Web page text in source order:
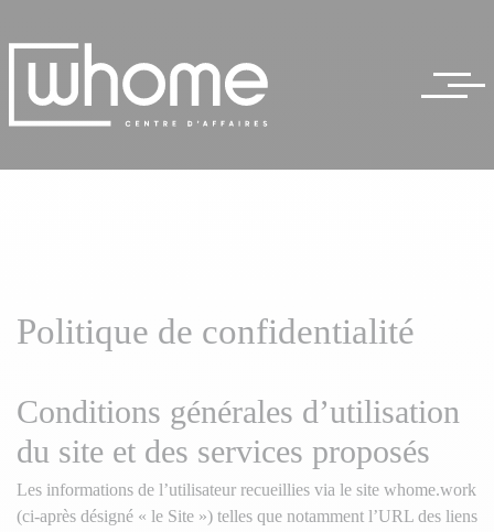
Politique de confidentialité
Conditions générales d’utilisation
du site et des services proposés
Les informations de l’utilisateur recueillies via le site whome.work
(ci-après désigné « le Site ») telles que notamment l’URL des liens